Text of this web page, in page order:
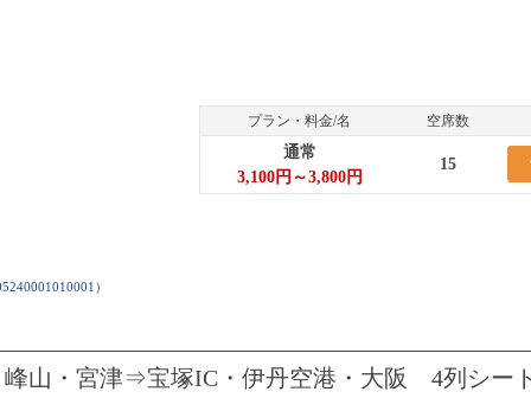
）
プラン・料金/名 空席数
通常
3,100円～3,800円
15
山・宮津⇒宝塚IC・伊丹空港・大阪 4列シー